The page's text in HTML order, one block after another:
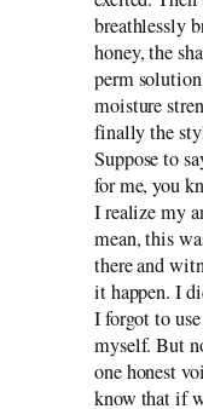
breathlessly
honey, the
perm
moisture
finally the
Suppose to
for me, you
I realize my
mean, this
there and
it happen. I
I forgot to
myself. But
one honest
know that if